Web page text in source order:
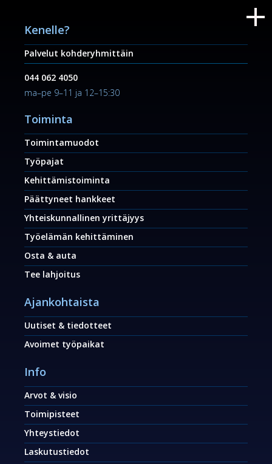
Kenelle?
Palvelut kohderyhmittäin
044 062 4050
ma–pe 9–11 ja 12–15:30
Toiminta
Toimintamuodot
Työpajat
Kehittämistoiminta
Päättyneet hankkeet
Yhteiskunnallinen yrittäjyys
Työelämän kehittäminen
Osta & auta
Tee lahjoitus
Ajankohtaista
Uutiset & tiedotteet
Avoimet työpaikat
Info
Arvot & visio
Toimipisteet
Yhteystiedot
Laskutustiedot